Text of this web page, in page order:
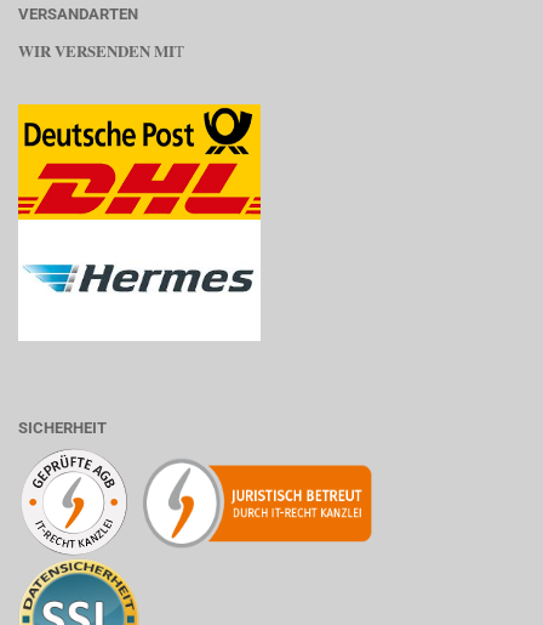
VERSANDARTEN
WIR VERSENDEN MIT
SICHERHEIT